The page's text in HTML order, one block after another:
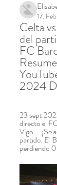
17.
Celta
del
FC
2024
23 sept
directo el
Vigo ... ¡Se
partido. El
perdiendo